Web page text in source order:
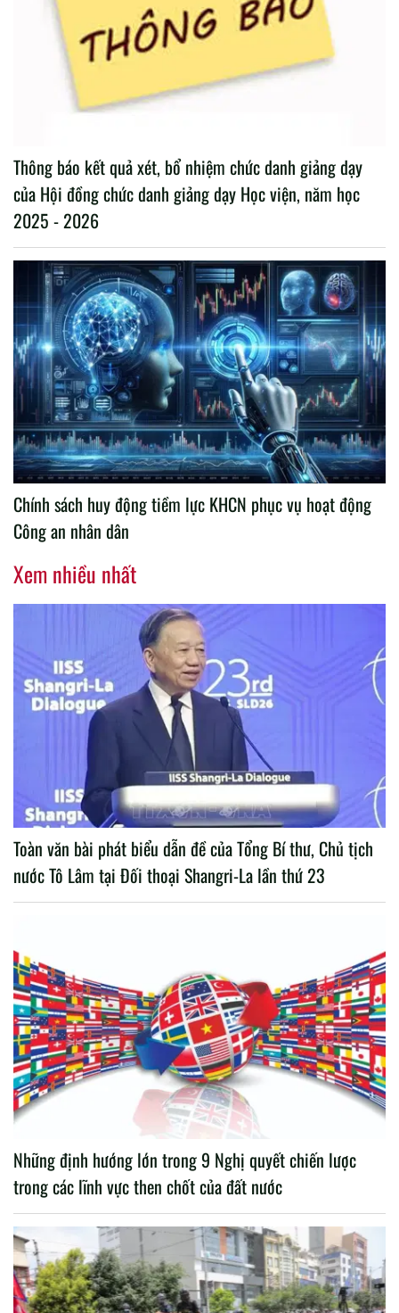
Thông báo kết quả xét, bổ nhiệm chức danh giảng dạy
của Hội đồng chức danh giảng dạy Học viện, năm học
2025 - 2026
Chính sách huy động tiềm lực KHCN phục vụ hoạt động
Công an nhân dân
Xem nhiều nhất
Toàn văn bài phát biểu dẫn đề của Tổng Bí thư, Chủ tịch
nước Tô Lâm tại Đối thoại Shangri-La lần thứ 23
Những định hướng lớn trong 9 Nghị quyết chiến lược
trong các lĩnh vực then chốt của đất nước